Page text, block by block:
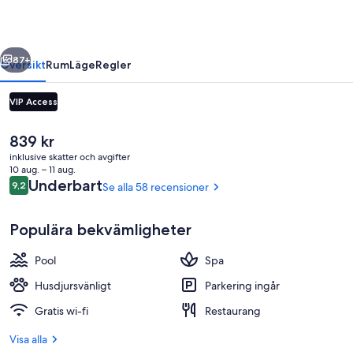
Ceiba Tree Lodge | 1 sovrum,
Nästa
87+
ÖversiktRumLägeRegler
VIP Access
Det
nuvarande
priset
är
839 kr
839 kr
inklusive skatter och avgifter
10 aug. – 11 aug.
Recensioner
9,29,2 av 10,
UnderbartSe alla 58 recensioner
Populära bekvämligheter
Pool
Spa
Husdjursvänligt
Parkering ingår
Gratis wi-fi
Restaurang
Visa alla